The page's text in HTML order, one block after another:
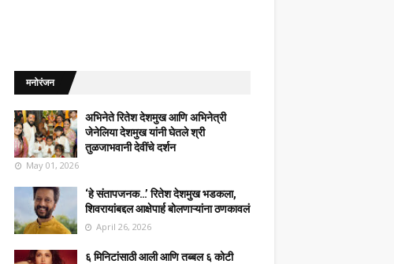
मनोरंजन
अभिनेते रितेश देशमुख आणि अभिनेत्री
जेनेलिया देशमुख यांनी घेतले श्री
तुळजाभवानी देवींचे दर्शन
May 01, 2026
‘हे संतापजनक…’ रितेश देशमुख भडकला,
शिवरायांबद्दल आक्षेपार्ह बोलणाऱ्यांना ठणकावलं
April 26, 2026
६ मिनिटांसाठी आली आणि तब्बल ६ कोटी